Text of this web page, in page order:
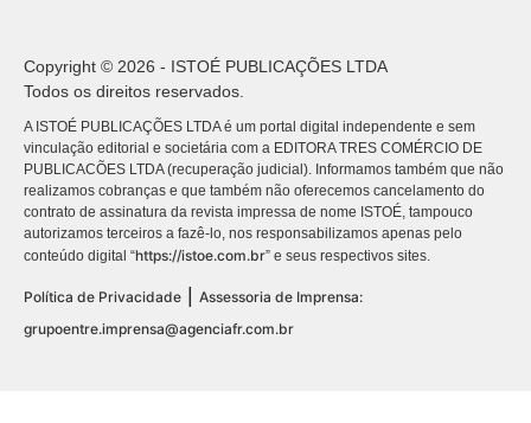
Copyright © 2026 - ISTOÉ PUBLICAÇÕES LTDA
Todos os direitos reservados.
A ISTOÉ PUBLICAÇÕES LTDA é um portal digital independente e sem
vinculação editorial e societária com a EDITORA TRES COMÉRCIO DE
PUBLICACÕES LTDA (recuperação judicial). Informamos também que não
realizamos cobranças e que também não oferecemos cancelamento do
contrato de assinatura da revista impressa de nome ISTOÉ, tampouco
autorizamos terceiros a fazê-lo, nos responsabilizamos apenas pelo
conteúdo digital “https://istoe.com.br” e seus respectivos sites.
Política de Privacidade
Assessoria de Imprensa:
grupoentre.imprensa@agenciafr.com.br